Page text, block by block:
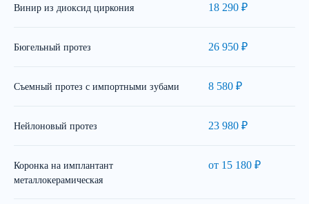
Винир из диоксид циркония 18 290 ₽
Бюгельный протез 26 950 ₽
Съемный протез с импортными зубами 8 580 ₽
Нейлоновый протез 23 980 ₽
Коронка на имплантант
металлокерамическая
от 15 180 ₽